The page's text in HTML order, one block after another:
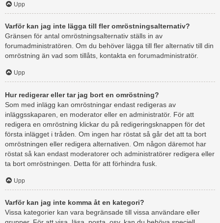
Upp
Varför kan jag inte lägga till fler omröstningsalternativ?
Gränsen för antal omröstningsalternativ ställs in av
forumadministratören. Om du behöver lägga till fler alternativ till din
omröstning än vad som tillåts, kontakta en forumadministratör.
Upp
Hur redigerar eller tar jag bort en omröstning?
Som med inlägg kan omröstningar endast redigeras av
inläggsskaparen, en moderator eller en administratör. För att
redigera en omröstning klickar du på redigeringsknappen för det
första inlägget i tråden. Om ingen har röstat så går det att ta bort
omröstningen eller redigera alternativen. Om någon däremot har
röstat så kan endast moderatorer och administratörer redigera eller
ta bort omröstningen. Detta för att förhindra fusk.
Upp
Varför kan jag inte komma åt en kategori?
Vissa kategorier kan vara begränsade till vissa användare eller